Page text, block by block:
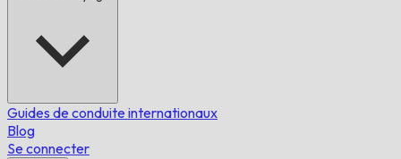
Guides de conduite internationaux
Blog
Se connecter